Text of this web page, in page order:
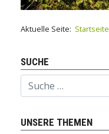
Aktuelle Seite: Startseite
SUCHE
Suchen
UNSERE THEMEN